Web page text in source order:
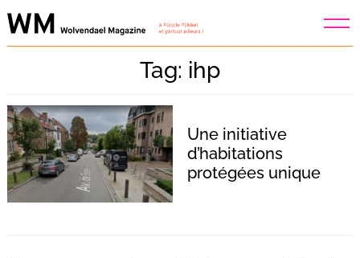
Skip
to
Tag: ihp
Une initiative
d’habitations
protégées unique